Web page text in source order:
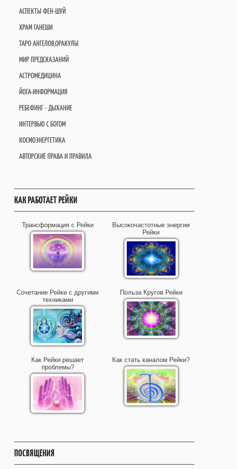
АСПЕКТЫ ФЕН-ШУЙ
ХРАМ ГАНЕШИ
ТАРО АНГЕЛОВ,ОРАКУЛЫ
МИР ПРЕДСКАЗАНИЙ
АСТРОМЕДИЦИНА
ЙОГА-ИНФОРМАЦИЯ
РЕБЕФИНГ - ДЫХАНИЕ
ИНТЕРВЬЮ С БОГОМ
КОСМОЭНЕРГЕТИКА
АВТОРСКИЕ ПРАВА И ПРАВИЛА
КАК РАБОТАЕТ РЕЙКИ
Трансформация с Рейки
Высокочастотные энергии
Рейки
Сочетание Рейки с другими
техниками
Польза Кругов Рейки
Как Рейки решает
проблемы?
Как стать каналом Рейки?
ПОСВЯЩЕНИЯ